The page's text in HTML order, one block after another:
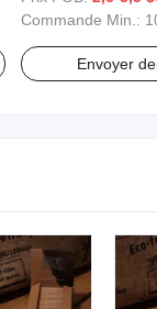
Commande Min.:
Envoyer